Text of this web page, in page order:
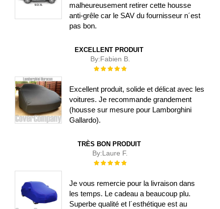
malheureusement retirer cette housse
anti-grêle car le SAV du fournisseur n´est
pas bon.
EXCELLENT PRODUIT
By:Fabien B.
Évaluation :
Excellent produit, solide et délicat avec les
voitures. Je recommande grandement
(housse sur mesure pour Lamborghini
Gallardo).
TRÈS BON PRODUIT
By:Laure F.
Évaluation :
Je vous remercie pour la livraison dans
les temps. Le cadeau a beaucoup plu.
Superbe qualité et l´esthétique est au